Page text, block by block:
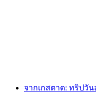
จากเกสตาด: ทริปวัน